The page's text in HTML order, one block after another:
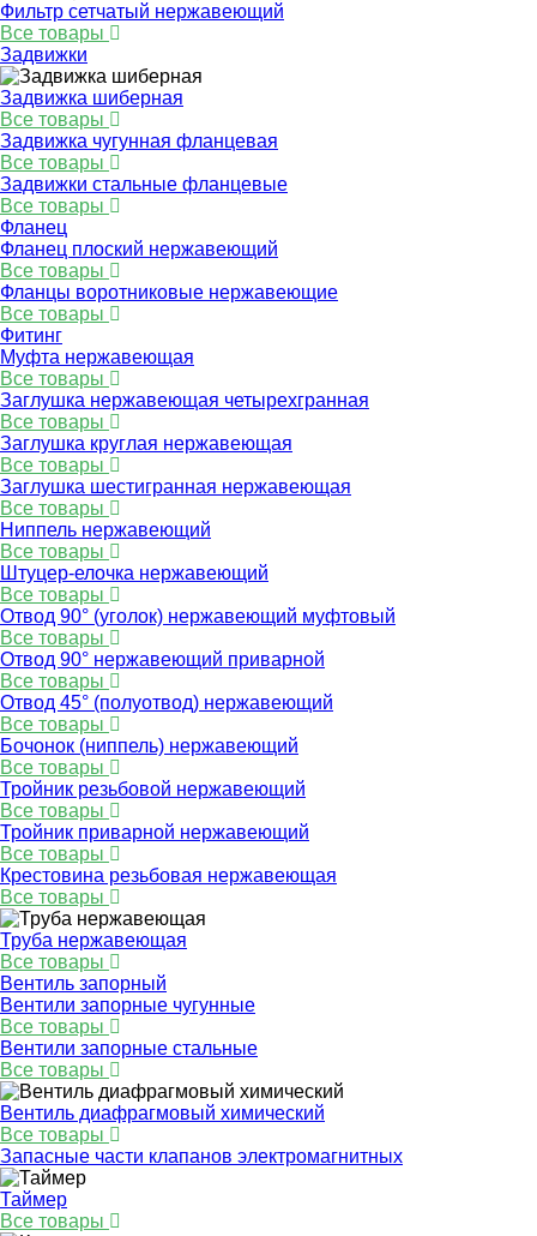
Фильтр сетчатый нержавеющий
Все товары
Задвижки
Задвижка шиберная
Все товары
Задвижка чугунная фланцевая
Все товары
Задвижки стальные фланцевые
Все товары
Фланец
Фланец плоский нержавеющий
Все товары
Фланцы воротниковые нержавеющие
Все товары
Фитинг
Муфта нержавеющая
Все товары
Заглушка нержавеющая четырехгранная
Все товары
Заглушка круглая нержавеющая
Все товары
Заглушка шестигранная нержавеющая
Все товары
Ниппель нержавеющий
Все товары
Штуцер-елочка нержавеющий
Все товары
Отвод 90° (уголок) нержавеющий муфтовый
Все товары
Отвод 90° нержавеющий приварной
Все товары
Отвод 45° (полуотвод) нержавеющий
Все товары
Бочонок (ниппель) нержавеющий
Все товары
Тройник резьбовой нержавеющий
Все товары
Тройник приварной нержавеющий
Все товары
Крестовина резьбовая нержавеющая
Все товары
Труба нержавеющая
Все товары
Вентиль запорный
Вентили запорные чугунные
Все товары
Вентили запорные стальные
Все товары
Вентиль диафрагмовый химический
Все товары
Запасные части клапанов электромагнитных
Таймер
Все товары